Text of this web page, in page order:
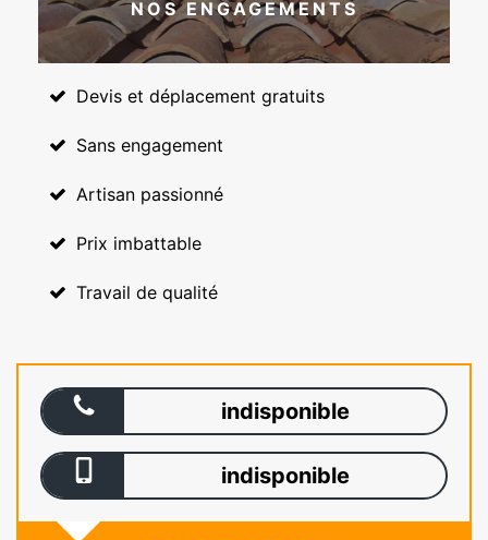
NOS ENGAGEMENTS
Devis et déplacement gratuits
Sans engagement
Artisan passionné
Prix imbattable
Travail de qualité
indisponible
indisponible